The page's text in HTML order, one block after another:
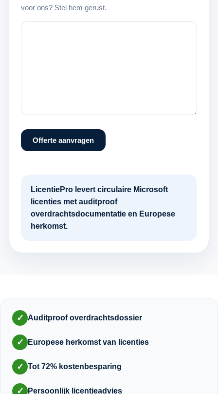
voor ons? Stel hem gerust.
Offerte aanvragen
LicentiePro levert circulaire Microsoft
licenties met auditproof
overdrachtsdocumentatie en Europese
herkomst.
✓ Auditproof overdrachtsdossier
✓ Europese herkomst van licenties
✓ Tot 72% kostenbesparing
✓ Persoonlijk licentieadvies